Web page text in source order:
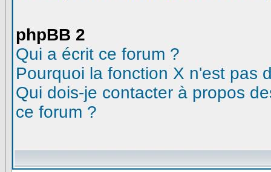
phpBB 2
Qui a écrit ce forum ?
Pourquoi la fonction X n'est pas
Qui dois-je contacter à propos
ce forum ?